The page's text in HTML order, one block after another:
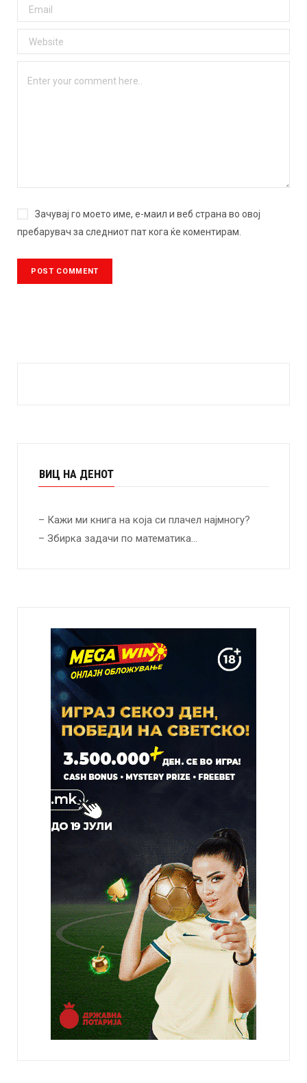
Зачувај го моето име, е-маил и веб страна во овој
пребарувач за следниот пат кога ќе коментирам.
ВИЦ НА ДЕНОТ
– Кажи ми книга на која си плачел најмногу?
– Збирка задачи по математика…